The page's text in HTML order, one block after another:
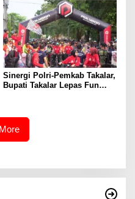
Lahan dan Bantuan Alsintan
Sinergi Polri-Pemkab Takalar,
Bupati Takalar Lepas Fun